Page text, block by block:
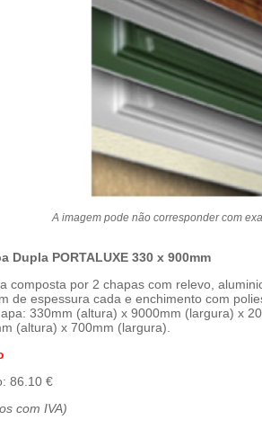
A imagem pode não corresponder com
Dupla PORTALUXE 330 x 900mm
composta por 2 chapas com relevo,
de espessura cada e enchimento com
330mm (altura) x 9000mm (largura) x
(altura) x 700mm (largura).
86.10 €
com IVA)